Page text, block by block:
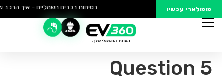
פופולארי עכשיו בטיחות רכבים חשמליים – איך הרכב
Question 5